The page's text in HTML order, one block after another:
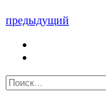
предыдущий